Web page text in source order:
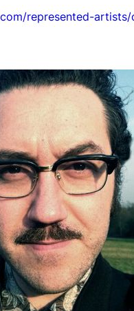
represented-